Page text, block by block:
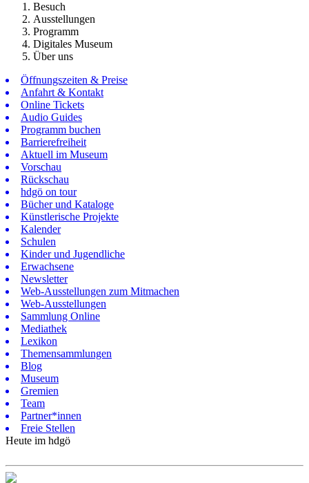
Besuch
Ausstellungen
Programm
Digitales Museum
Über uns
Öffnungszeiten & Preise
Anfahrt & Kontakt
Online Tickets
Audio Guides
Programm buchen
Barrierefreiheit
Aktuell im Museum
Vorschau
Rückschau
hdgö on tour
Bücher und Kataloge
Künstlerische Projekte
Kalender
Schulen
Kinder und Jugendliche
Erwachsene
Newsletter
Web-Ausstellungen zum Mitmachen
Web-Ausstellungen
Sammlung Online
Mediathek
Lexikon
Themensammlungen
Blog
Museum
Gremien
Team
Partner*innen
Freie Stellen
Heute im hdgö